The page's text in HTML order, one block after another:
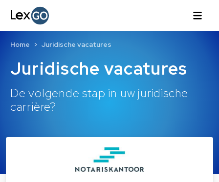
Juridische vacatures
De volgende stap in uw juridische
carrière?
Home Juridische vacatures